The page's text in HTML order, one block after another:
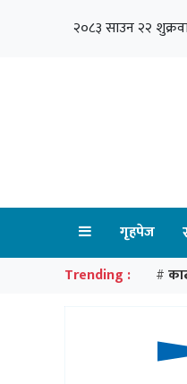
२०८३ साउन २२
गृहपेज
Trending : #